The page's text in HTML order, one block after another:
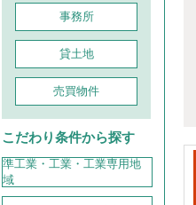
事務所
貸土地
売買物件
こだわり条件から探す
準工業・工業・工業専用地
域